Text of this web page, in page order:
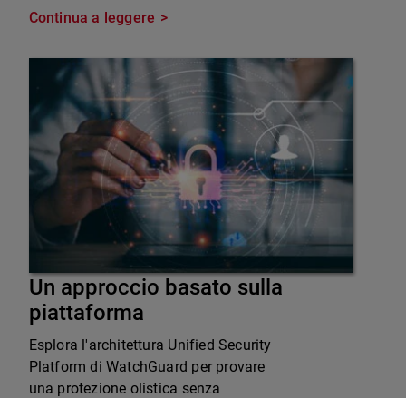
Continua a leggere
Un approccio basato sulla
piattaforma
Esplora l'architettura Unified Security
Platform di WatchGuard per provare
una protezione olistica senza